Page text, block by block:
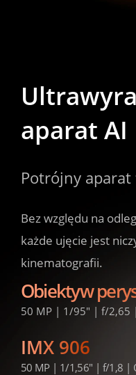
Bez względu na
każde ujęcie jest
kinematografii.
aparat AI
Potrójny
Bez względu na
każde ujęcie jest
kinematografii.
aparat AI
Potrójny
IMX 906
50 MP | 1/1,56" | f/1,8 |
Obiektyw
50 MP | 1/95" | f/2,65
Bez względu na
każde ujęcie jest
kinematografii.
aparat AI
Potrójny aparat